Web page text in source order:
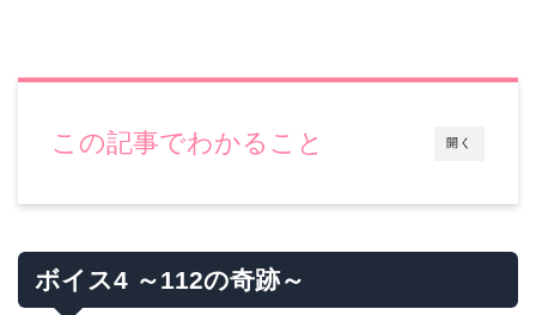
開く
この記事でわかること
ボイス4 ～112の奇跡～